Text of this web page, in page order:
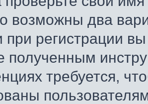
возможны два
при регистрации
полученным
требуется,